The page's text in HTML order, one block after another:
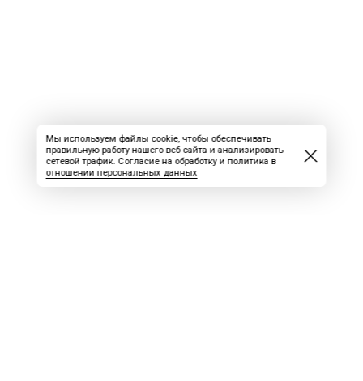
Мы используем файлы cookie, чтобы обеспечивать
правильную работу нашего веб-сайта и анализировать
сетевой трафик. Согласие на обработкуи политика в
отношении персональных данных